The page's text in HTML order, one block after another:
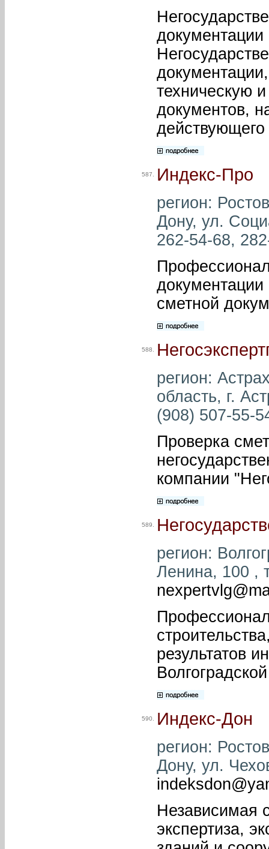
техническую
документов,
действующего
587. Индекс-Про
регион:
Дону, ул.
262-54-68,
сметной
588.
регион:
область, г.
(908) 507-55-
Проверка
компании
589.
регион:
Ленина, 100 ,
результатов
590. Индекс-Дон
регион:
Дону, ул.
Независимая
экспертиза,